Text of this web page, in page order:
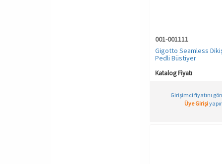
001-001111
Gigotto Seamless
Pedli Büstiyer
Katalog Fiyatı
Girişimci fiyatını
Üye Girişi